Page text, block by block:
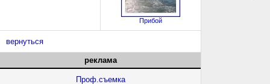
Прибой
вернуться
реклама
Проф.съемка